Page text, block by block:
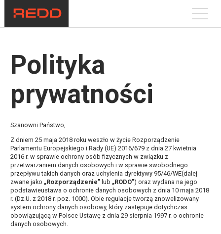
Polityka
prywatności
Szanowni Państwo,
Z dniem 25 maja 2018 roku weszło w życie Rozporządzenie
Parlamentu Europejskiego i Rady (UE) 2016/679 z dnia 27 kwietnia
2016 r. w sprawie ochrony osób fizycznych w związku z
przetwarzaniem danych osobowych i w sprawie swobodnego
przepływu takich danych oraz uchylenia dyrektywy 95/46/WE(dalej
zwane jako „Rozporządzenie”lub „RODO”) oraz wydana na jego
podstawieustawa o ochronie danych osobowych z dnia 10 maja 2018
r. (Dz.U. z 2018 r. poz. 1000). Obie regulacje tworzą znowelizowany
system ochrony danych osobowy, który zastępuje dotychczas
obowiązującą w Polsce Ustawę z dnia 29 sierpnia 1997 r. o ochronie
danych osobowych.